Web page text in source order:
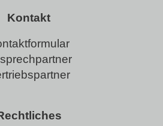
Kontakt